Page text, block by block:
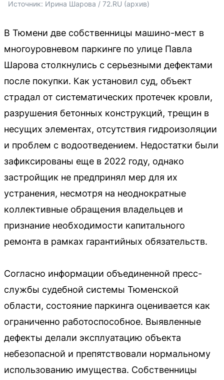
Источник: Ирина Шарова / 72.RU (архив)
В Тюмени две собственницы машино-мест в
многоуровневом паркинге по улице Павла
Шарова столкнулись с серьезными дефектами
после покупки. Как установил суд, объект
страдал от систематических протечек кровли,
разрушения бетонных конструкций, трещин в
несущих элементах, отсутствия гидроизоляции
и проблем с водоотведением. Недостатки были
зафиксированы еще в 2022 году, однако
застройщик не предпринял мер для их
устранения, несмотря на неоднократные
коллективные обращения владельцев и
признание необходимости капитального
ремонта в рамках гарантийных обязательств.
Согласно информации объединенной пресс-
службы судебной системы Тюменской
области, состояние паркинга оценивается как
ограниченно работоспособное. Выявленные
дефекты делали эксплуатацию объекта
небезопасной и препятствовали нормальному
использованию имущества. Собственницы